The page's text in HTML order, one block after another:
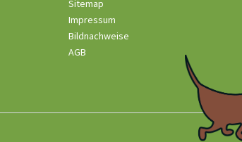
Sitemap
Impressum
Bildnachweise
AGB